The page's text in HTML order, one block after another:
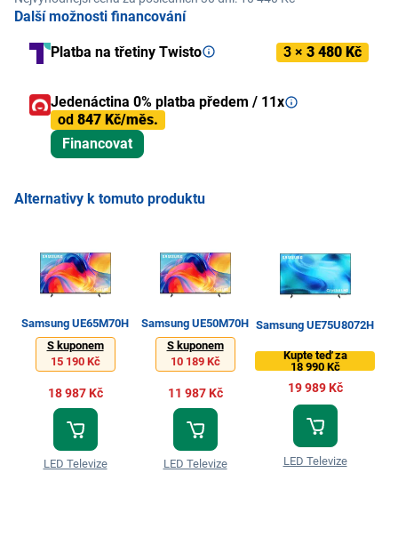
Další možnosti financování
Platba na třetiny Twisto 3 × 3 480 Kč
Jedenáctina 0% platba předem / 11x
od 847 Kč/měs.
Financovat
Alternativy k tomuto produktu
Samsung UE65M70H
S kuponem
15 190 Kč
18 987 Kč
LED Televize
Samsung UE50M70H
S kuponem
10 189 Kč
11 987 Kč
LED Televize
Samsung UE75U8072H
Kupte teď za
18 990 Kč
19 989 Kč
LED Televize